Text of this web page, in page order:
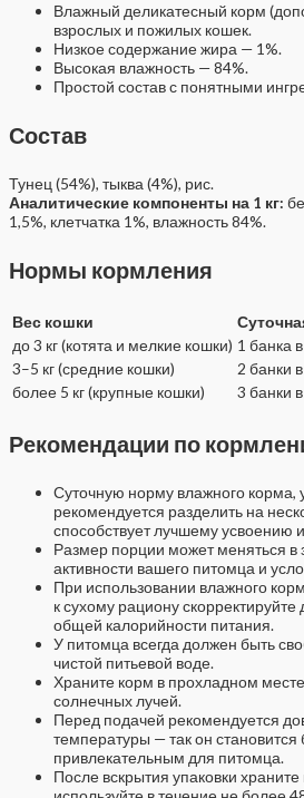
Влажный деликатесный корм
взрослых и пожилых кошек.
Низкое содержание жира — 1%.
Высокая влажность — 84%.
Простой состав с понятными
Состав
Тунец (54%), тыква (4%), рис.
Аналитические компоненты на 1 кг:
1,5%, клетчатка 1%, влажность 84%.
Нормы кормления
Вес кошки
до 3 кг (котята и мелкие кошки) 1 банка
3–5 кг (средние кошки)
2 банки
более 5 кг (крупные кошки)
3 банки
Рекомендации по
Суточную норму влажного корма,
рекомендуется разделить на
способствует лучшему
Размер порции может меняться в
активности вашего питомца и
При использовании влажного
к сухому рациону скорректируйте
общей калорийности питания.
У питомца всегда должен быть
чистой питьевой воде.
Храните корм в прохладном
солнечных лучей.
Перед подачей рекомендуется
температуры — так он
привлекательным для питомца.
После вскрытия упаковки